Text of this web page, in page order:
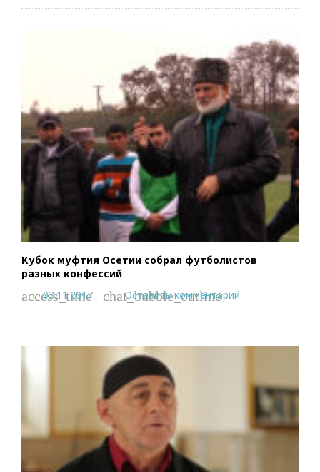
Кубок муфтия Осетии собрал футболистов
разных конфессий
access_time
03.11.2017 chat_bubble_outline
Оставить комментарий